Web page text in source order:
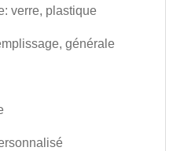
verre, plastique
générale